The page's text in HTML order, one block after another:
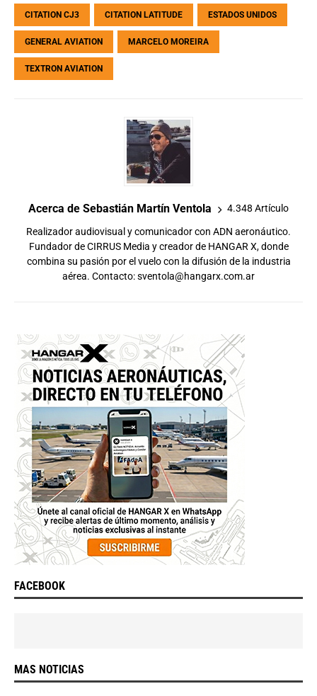
CITATION CJ3 CITATION LATITUDE ESTADOS UNIDOS
GENERAL AVIATION MARCELO MOREIRA
TEXTRON AVIATION
Acerca de Sebastián Martín Ventola 4.348 Artículo
Realizador audiovisual y comunicador con ADN aeronáutico.
Fundador de CIRRUS Media y creador de HANGAR X, donde
combina su pasión por el vuelo con la difusión de la industria
aérea. Contacto:sventola@hangarx.com.ar
FACEBOOK
MAS NOTICIAS